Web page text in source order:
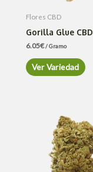
Flores CBD
Gorilla Glue CBD
6.05€/ Gramo
Ver Variedad